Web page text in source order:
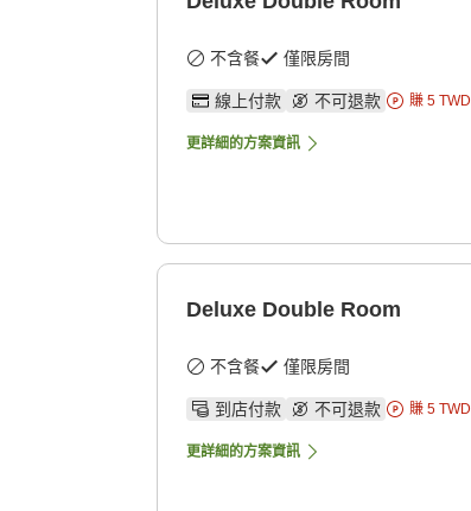
不含餐 僅限房間
線上付款 不可退款 賺 5 TWD
更詳細的方案資訊
Deluxe Double Room
不含餐 僅限房間
到店付款 不可退款 賺 5 TWD
更詳細的方案資訊